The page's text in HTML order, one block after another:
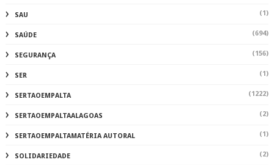
SAU (1)
SAÚDE (694)
SEGURANÇA (156)
SER (1)
SERTAOEMPALTA (1222)
SERTAOEMPALTAALAGOAS (2)
SERTAOEMPALTAMATÉRIA AUTORAL (1)
SOLIDARIEDADE (2)